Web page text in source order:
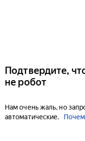
Подтвердите,
не робот
Нам очень жаль, но
автоматические.